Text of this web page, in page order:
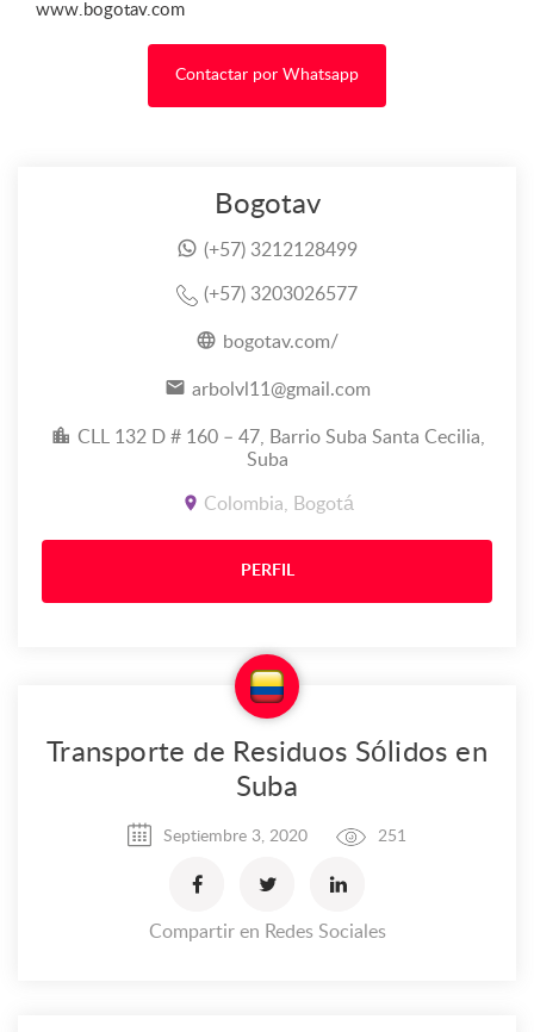
www.bogotav.com
Contactar por Whatsapp
Bogotav
(+57) 3212128499
(+57) 3203026577
bogotav.com/
arbolvl11@gmail.com
CLL 132 D # 160 – 47, Barrio Suba Santa Cecilia,
Suba
Colombia, Bogotá
PERFIL
Transporte de Residuos Sólidos en
Suba
Septiembre 3, 2020 251
Compartir en Redes Sociales